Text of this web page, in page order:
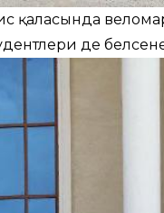
қаласында
де белсене